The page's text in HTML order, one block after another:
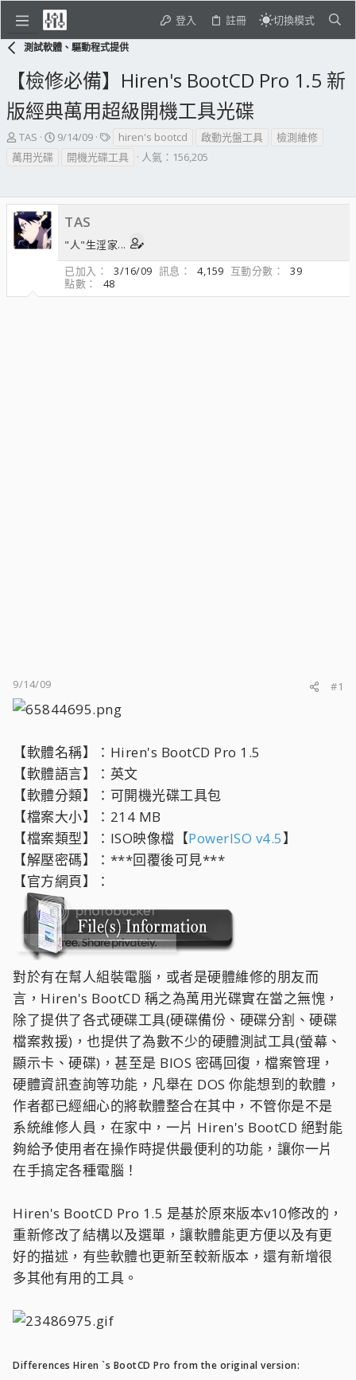
登入 註冊 切換模式
測試軟體、驅動程式提供
【檢修必備】Hiren's BootCD Pro 1.5 新
版經典萬用超級開機工具光碟
主
題
發
人
TAS
開
9/14/09
標
籤
hiren's bootcd 啟動光盤工具
檢測維修
萬用光碟
開機光碟工具 人氣：156,205
TAS
"人"生淫家...
已加入
3/16/09 訊息 4,159 互動分數
39
點數
48
9/14/09 #1
【軟體名稱】：Hiren's BootCD Pro 1.5
【軟體語言】：英文
【軟體分類】：可開機光碟工具包
【檔案大小】：214 MB
【檔案類型】：ISO映像檔【PowerISO v4.5】
【解壓密碼】：***回覆後可見***
【官方網頁】：
對於有在幫人組裝電腦，或者是硬體維修的朋友而
言，Hiren's BootCD 稱之為萬用光碟實在當之無愧，
除了提供了各式硬碟工具(硬碟備份、硬碟分割、硬碟
檔案救援)，也提供了為數不少的硬體測試工具(螢幕、
顯示卡、硬碟)，甚至是 BIOS 密碼回復，檔案管理，
硬體資訊查詢等功能，凡舉在 DOS 你能想到的軟體，
作者都已經細心的將軟體整合在其中，不管你是不是
系統維修人員，在家中，一片 Hiren's BootCD 絕對能
夠給予使用者在操作時提供最便利的功能，讓你一片
在手搞定各種電腦！
Hiren's BootCD Pro 1.5 是基於原來版本v10修改的，
重新修改了結構以及選單，讓軟體能更方便以及有更
好的描述，有些軟體也更新至較新版本，還有新增很
多其他有用的工具。
Differences Hiren `s BootCD Pro from the original version: